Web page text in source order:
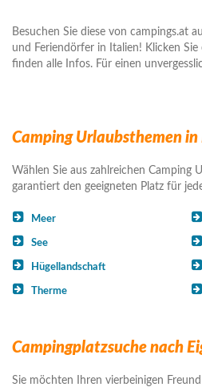
Besuchen Sie diese von campings.at
und Feriendörfer in Italien! Klicken
finden alle Infos. Für einen
Camping Urlaubsthemen
Wählen Sie aus zahlreichen Camping
garantiert den geeigneten Platz für
Meer
See
Hügellandschaft
Therme
Campingplatzsuche nach
Sie möchten Ihren vierbeinigen